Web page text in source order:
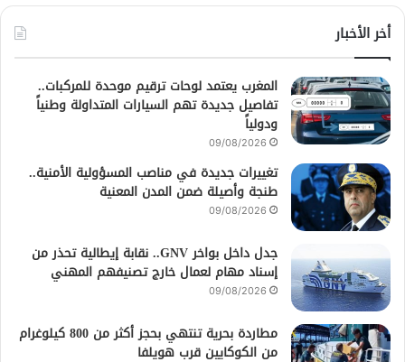
أخر الأخبار
المغرب يعتمد لوحات ترقيم موحدة للمركبات..
تفاصيل جديدة تهم السيارات المتداولة وطنياً
ودولياً
09/08/2026
تغييرات جديدة في مناصب المسؤولية الأمنية..
طنجة وأصيلة ضمن المدن المعنية
09/08/2026
جدل داخل بواخر GNV.. نقابة إيطالية تحذر من
إسناد مهام لعمال خارج تصنيفهم المهني
09/08/2026
مطاردة بحرية تنتهي بحجز أكثر من 800 كيلوغرام
من الكوكايين قرب هويلفا